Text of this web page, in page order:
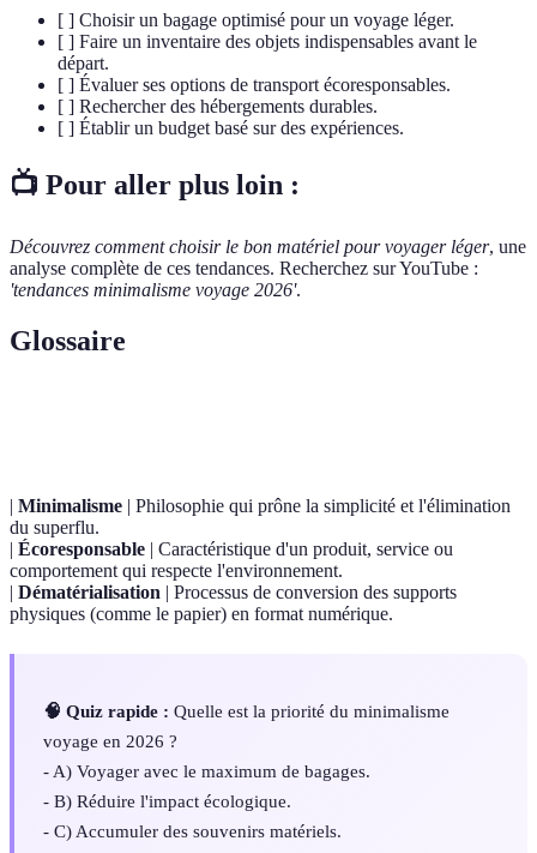
[ ] Choisir un bagage optimisé pour un voyage léger.
[ ] Faire un inventaire des objets indispensables avant le
départ.
[ ] Évaluer ses options de transport écoresponsables.
[ ] Rechercher des hébergements durables.
[ ] Établir un budget basé sur des expériences.
📺 Pour aller plus loin :
Découvrez comment choisir le bon matériel pour voyager léger, une
analyse complète de ces tendances. Recherchez sur YouTube :
'tendances minimalisme voyage 2026'.
Glossaire
| Minimalisme | Philosophie qui prône la simplicité et l'élimination
du superflu.
| Écoresponsable | Caractéristique d'un produit, service ou
comportement qui respecte l'environnement.
| Dématérialisation | Processus de conversion des supports
physiques (comme le papier) en format numérique.
🧠 Quiz rapide : Quelle est la priorité du minimalisme
voyage en 2026 ?
- A) Voyager avec le maximum de bagages.
- B) Réduire l'impact écologique.
- C) Accumuler des souvenirs matériels.